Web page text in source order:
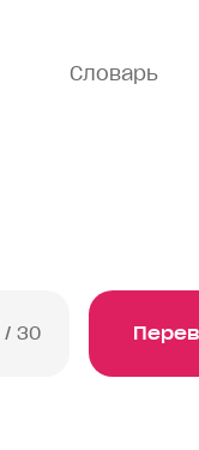
Словарь
/ 30